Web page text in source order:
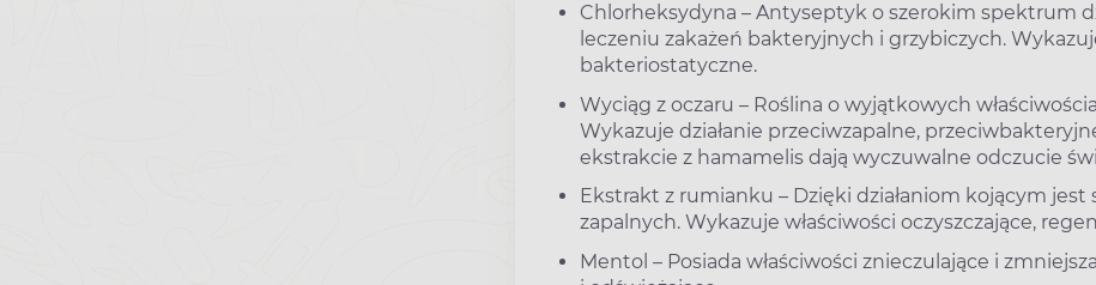
Chlorheksydyna – Antyseptyk o szerokim spektrum
leczeniu zakażeń bakteryjnych i grzybiczych.
bakteriostatyczne.
Wyciąg z oczaru – Roślina o wyjątkowych
Wykazuje działanie przeciwzapalne,
ekstrakcie z hamamelis dają wyczuwalne odczucie
Ekstrakt z rumianku – Dzięki działaniom kojącym
zapalnych. Wykazuje właściwości oczyszczające,
Mentol – Posiada właściwości znieczulające i